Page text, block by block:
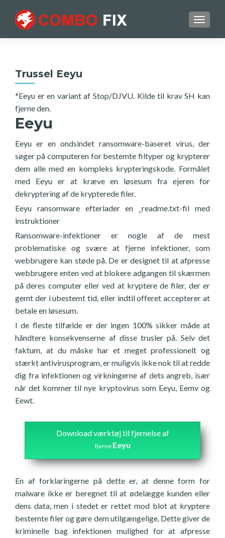
Trussel Eeyu
*Eeyu er en variant af Stop/DJVU. Kilde til krav SH kan
fjerne den.
Eeyu
Eeyu er en ondsindet ransomware-baseret virus, der
søger på computeren for bestemte filtyper og krypterer
dem alle med en kompleks krypteringskode. Formålet
med Eeyu er at kræve en løsesum fra ejeren for
dekryptering af de krypterede filer.
Eeyu ransomware efterlader en _readme.txt-fil med
instruktioner
Ransomware-infektioner er nogle af de mest
problematiske og svære at fjerne infektioner, som
webbrugere kan støde på. De er designet til at afpresse
webbrugere enten ved at blokere adgangen til skærmen
på deres computer eller ved at kryptere de filer, der er
gemt der i ubestemt tid, eller indtil offeret accepterer at
betale en løsesum.
I de fleste tilfælde er der ingen 100% sikker måde at
håndtere konsekvenserne af disse trusler på. Selv det
faktum, at du måske har et meget professionelt og
stærkt antivirusprogram, er muligvis ikke nok til at redde
dig fra infektionen og virkningerne af dets angreb, især
når det kommer til nye kryptovirus som Eeyu, Eemv og
Eewt.
Download værktøj til fjernelse af
fjerne Eeyu
En af forklaringerne på dette er, at denne form for
malware ikke er beregnet til at ødelægge kunden eller
dens data, men i stedet er rettet mod blot at kryptere
bestemte filer og gøre dem utilgængelige. Dette giver de
kriminelle bag infektionen mulighed for at afpresse